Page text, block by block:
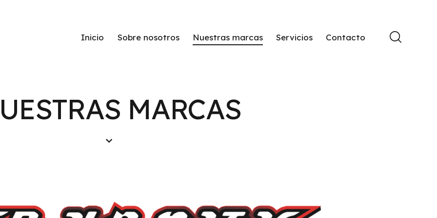
Inicio Sobre nosotros Nuestras marcas Servicios Contacto
MARCAS